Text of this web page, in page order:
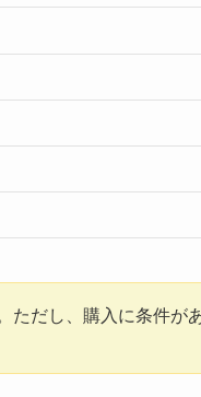
ただし、購入に条件が